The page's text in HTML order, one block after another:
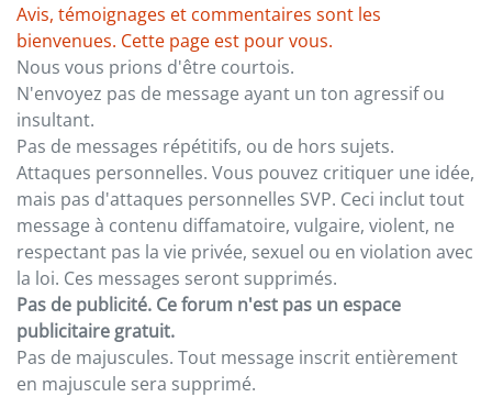
Avis, témoignages et commentaires sont les
bienvenues. Cette page est pour vous.
Nous vous prions d'être courtois.
N'envoyez pas de message ayant un ton agressif ou
insultant.
Pas de messages répétitifs, ou de hors sujets.
Attaques personnelles. Vous pouvez critiquer une idée,
mais pas d'attaques personnelles SVP. Ceci inclut tout
message à contenu diffamatoire, vulgaire, violent, ne
respectant pas la vie privée, sexuel ou en violation avec
la loi. Ces messages seront supprimés.
Pas de publicité. Ce forum n'est pas un espace
publicitaire gratuit.
Pas de majuscules. Tout message inscrit entièrement
en majuscule sera supprimé.